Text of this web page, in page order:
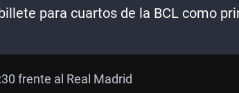
para cuartos de la BCL como
frente al Real Madrid